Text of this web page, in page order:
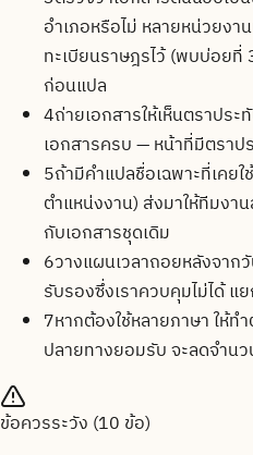
อำเภอหรือไม่ หลายหน่วยง
ทะเบียนราษฎรไว้ (พบบ่อย
ก่อนแปล
4ถ่ายเอกสารให้เห็นตราปร
เอกสารครบ — หน้าที่มีตรา
5ถ้ามีคำแปลชื่อเฉพาะที่เคย
ตำแหน่งงาน) ส่งมาให้ทีมง
กับเอกสารชุดเดิม
6วางแผนเวลาถอยหลังจา
รับรองซึ่งเราควบคุมไม่ได้ แ
7หากต้องใช้หลายภาษา ให้
ปลายทางยอมรับ จะลดจำน
ข้อควรระวัง (10 ข้อ)